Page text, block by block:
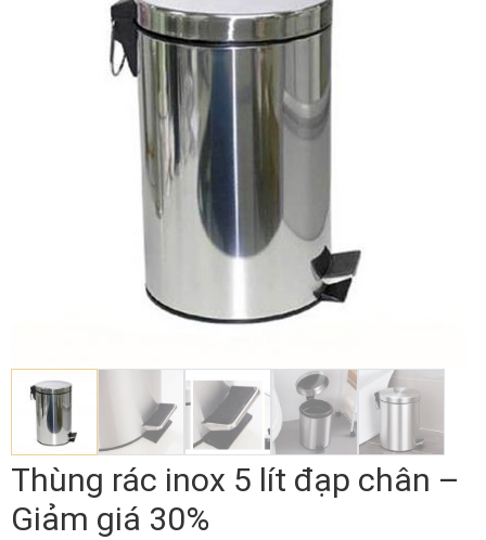
Thùng rác inox 5 lít đạp chân –
Giảm giá 30%